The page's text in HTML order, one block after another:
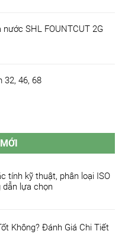
SHL FOUNTCUT 2G
32, 46, 68
tính kỹ thuật, phân loại ISO
dẫn lựa chọn
Không? Đánh Giá Chi Tiết